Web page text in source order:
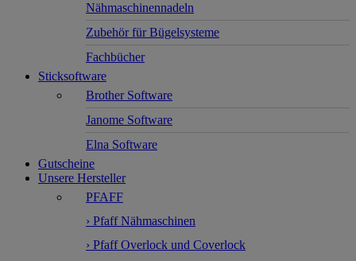
Nähmaschinennadeln
Zubehör für Bügelsysteme
Fachbücher
Sticksoftware
Brother Software
Janome Software
Elna Software
Gutscheine
Unsere Hersteller
PFAFF
› Pfaff Nähmaschinen
› Pfaff Overlock und Coverlock